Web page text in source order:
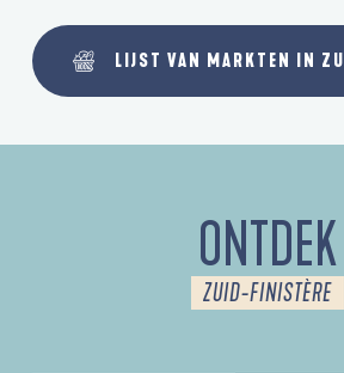
LIJST VAN MARKTEN IN
ONTDEK
ZUID-FINISTÈRE